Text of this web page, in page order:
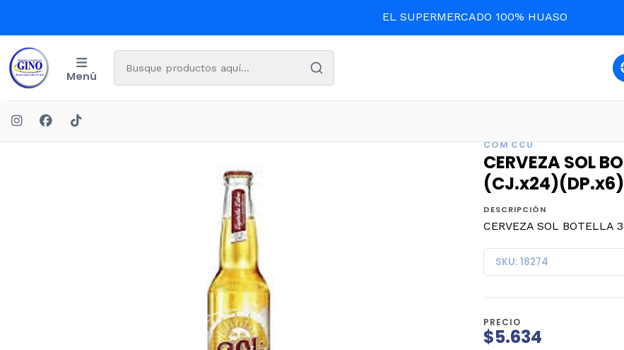
EL SUPERMERCADO 100% HUASO
Menú
COM CCU
CERVEZA SOL
(CJ.x24)(DP.x6)
DESCRIPCIÓN
CERVEZA SOL BOTELLA
SKU: 18274
PRECIO
$5.634